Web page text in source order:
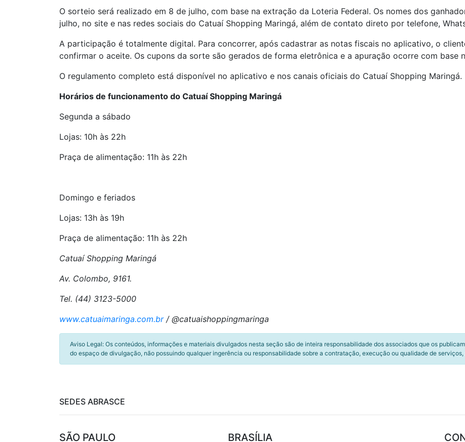
O sorteio será realizado em 8 de julho, com base na extração da Loteria Federal. Os nomes dos
julho, no site e nas redes sociais do Catuaí Shopping Maringá, além de contato direto por telefone,
A participação é totalmente digital. Para concorrer, após cadastrar as notas fiscais no aplicativo, o
confirmar o aceite. Os cupons da sorte são gerados de forma eletrônica e a apuração ocorre com base
O regulamento completo está disponível no aplicativo e nos canais oficiais do Catuaí Shopping Maringá.
Horários de funcionamento do Catuaí Shopping Maringá
Segunda a sábado
Lojas: 10h às 22h
Praça de alimentação: 11h às 22h
Domingo e feriados
Lojas: 13h às 19h
Praça de alimentação: 11h às 22h
Catuaí Shopping Maringá
Av. Colombo, 9161.
Tel. (44) 3123-5000
www.catuaimaringa.com.br/ @catuaishoppingmaringa
Aviso Legal: Os conteúdos, informações e materiais divulgados nesta seção são de inteira responsabilidade dos associados que os
do espaço de divulgação, não possuindo qualquer ingerência ou responsabilidade sobre a contratação, execução ou qualidade de
SEDES ABRASCE
SÃO PAULO BRASÍLIA